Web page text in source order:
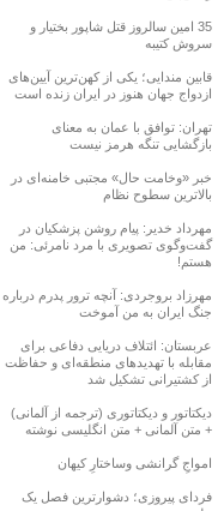
35 امین سالروز قتل شاپور بختیار و
سروش کتیبه
قابین مندایی؛ یکی از کهن‌ترین آیین‌های
ازدواج جهان هنوز در ایران زنده است
تهران: توافق با عمان به معنای
بازگشایی تنگه هرمز نیست
خبر «وخامت حال» مجتبی خامنه‌ای در
بالاترین سطوح نظام
مهرداد خدیر: پیام روشن پزشکیان در
گفت‌و‌گوی تصویری با مرد نامرئی: من
هستم!
مهرزاد بروجردی: آنچه ترور پدرم درباره
جنگ ایران به من آموخت
عربستان: ائتلاف دریایی دفاعی برای
مقابله با تهدیدهای منطقه‌ای و حفاظت
از کشتیرانی تشکیل شد
دیکتاتور و دیکتاتوری (ترجمه از آلمانی)
+ متن آلمانی + متن انگلیسی نوشته
‌امواجِ گرانشی وساختارِ کیهان
فردای پیروزی؛ دشوارترین فصل یک